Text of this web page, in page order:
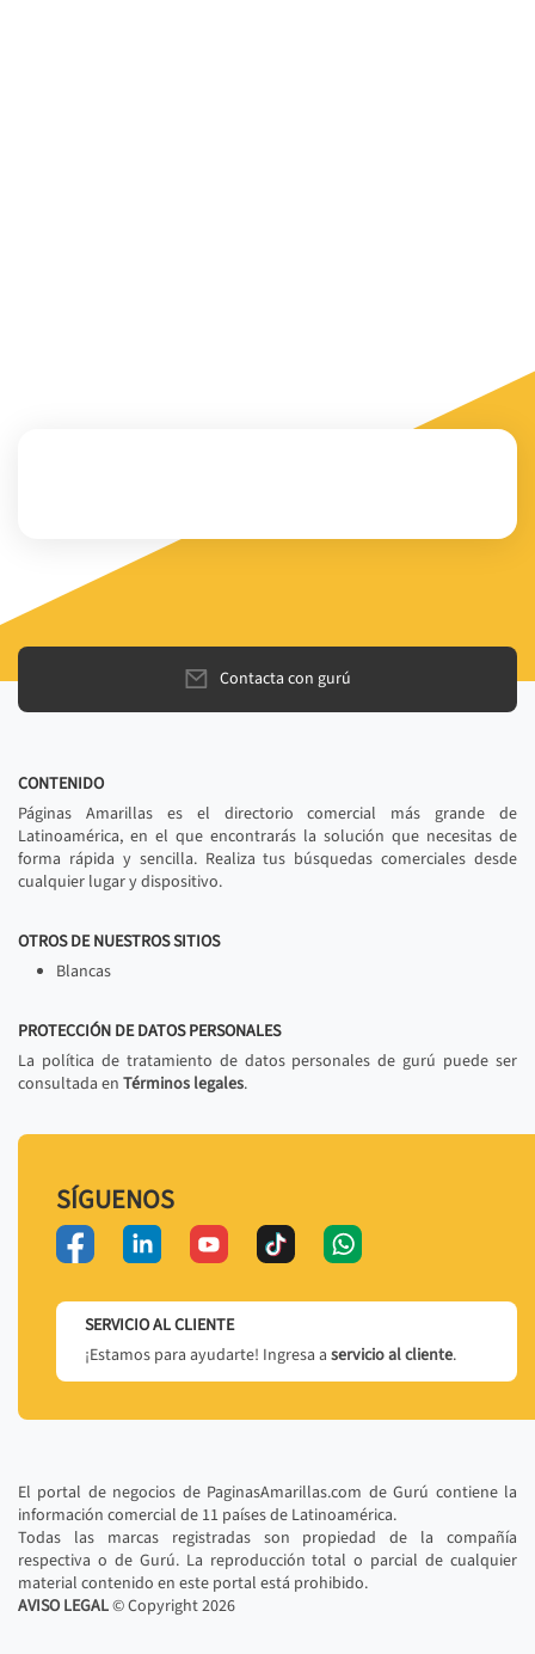
Contacta con gurú
CONTENIDO
Páginas Amarillas es el directorio comercial más grande de
Latinoamérica, en el que encontrarás la solución que necesitas de
forma rápida y sencilla. Realiza tus búsquedas comerciales desde
cualquier lugar y dispositivo.
OTROS DE NUESTROS SITIOS
Blancas
PROTECCIÓN DE DATOS PERSONALES
La política de tratamiento de datos personales de gurú puede ser
consultada en Términos legales.
SÍGUENOS
SERVICIO AL CLIENTE
¡Estamos para ayudarte! Ingresa a servicio al cliente.
El portal de negocios de PaginasAmarillas.com de Gurú contiene la
información comercial de 11 países de Latinoamérica.
Todas las marcas registradas son propiedad de la compañía
respectiva o de Gurú. La reproducción total o parcial de cualquier
material contenido en este portal está prohibido.
AVISO LEGAL© Copyright2026